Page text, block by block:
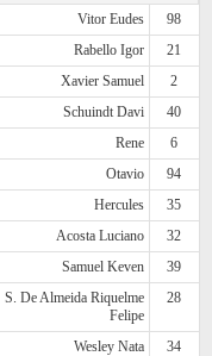
Vitor Eudes
98
Rabello Igor
21
Xavier Samuel
2
Schuindt Davi
40
Rene
6
Otavio
94
Hercules
35
Acosta Luciano
32
Samuel Keven
39
S. De Almeida Riquelme
Felipe
28
Wesley Nata
34